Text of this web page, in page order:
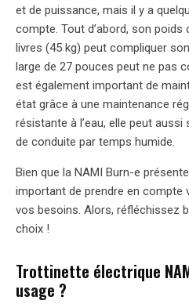
et de puissance, mais il y a
compte. Tout d’abord, son poids
livres (45 kg) peut compliquer
large de 27 pouces peut ne pas
est également important de
état grâce à une maintenance
résistante à l’eau, elle peut
de conduite par temps humide.
Bien que la NAMI Burn-e
important de prendre en
vos besoins. Alors, réfléchissez
choix !
Trottinette électrique
usage ?